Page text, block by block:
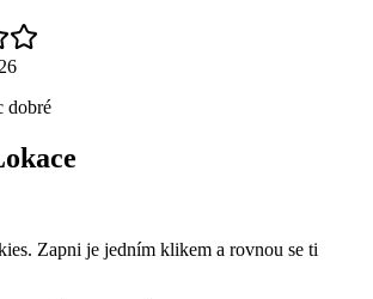
dobré
Zapni je jedním klikem a rovnou se ti